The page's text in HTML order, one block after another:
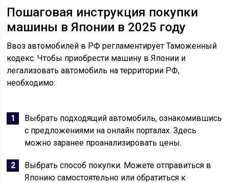
Пошаговая инструкция покупки
машины в Японии в 2025 году
Ввоз автомобилей в РФ регламентирует Таможенный
кодекс. Чтобы приобрести машину в Японии и
легализовать автомобиль на территории РФ,
необходимо:
Выбрать подходящий автомобиль, ознакомившись
с предложениями на онлайн порталах. Здесь
можно заранее проанализировать цены.
Выбрать способ покупки. Можете отправиться в
Японию самостоятельно или обратиться к